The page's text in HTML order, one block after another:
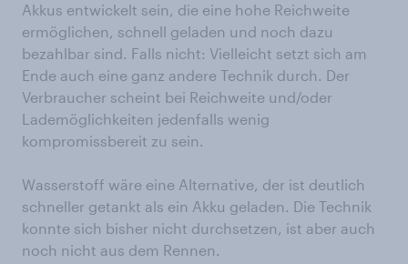
Akkus entwickelt sein, die eine hohe Reichweite
ermöglichen, schnell geladen und noch dazu
bezahlbar sind. Falls nicht: Vielleicht setzt sich am
Ende auch eine ganz andere Technik durch. Der
Verbraucher scheint bei Reichweite und/oder
Lademöglichkeiten jedenfalls wenig
kompromissbereit zu sein.
Wasserstoff wäre eine Alternative, der ist deutlich
schneller getankt als ein Akku geladen. Die Technik
konnte sich bisher nicht durchsetzen, ist aber auch
noch nicht aus dem Rennen.